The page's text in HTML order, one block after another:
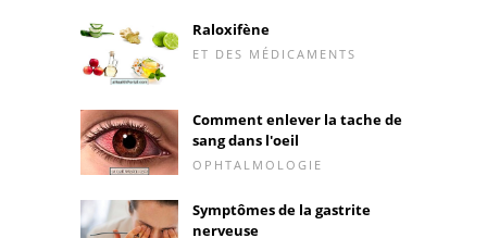
Raloxifène
ET DES MÉDICAMENTS
Comment enlever la tache de
sang dans l'oeil
OPHTALMOLOGIE
Symptômes de la gastrite
nerveuse